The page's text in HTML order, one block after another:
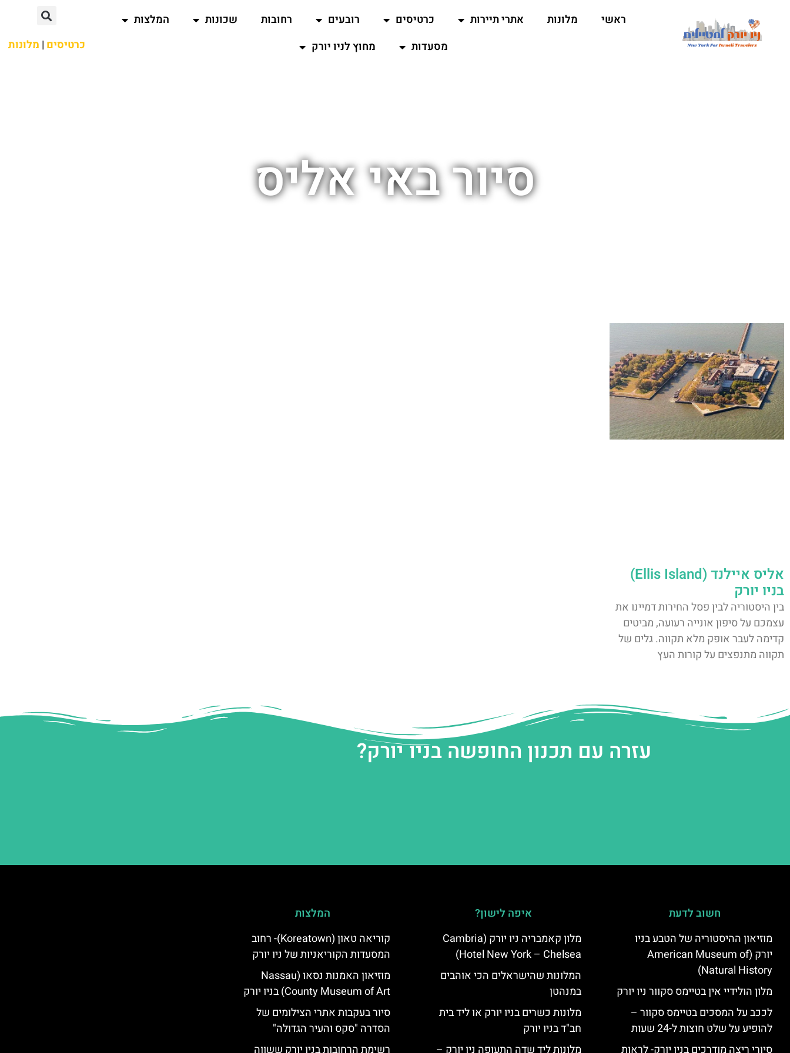
ראשי מלונות אתרי תיירות כרטיסים רובעים רחובות שכונות
המלצות
מסעדות
מחוץ לניו יורק כרטיסים | מלונות
סיור באי אליס
אליס איילנד (Ellis Island)
בניו יורק
בין היסטוריה לבין פסל החירות דמיינו את
עצמכם על סיפון אונייה רעועה, מביטים
קדימה לעבר אופק מלא תקווה. גלים של
תקווה מתנפצים על קורות העץ
עזרה עם תכנון החופשה בניו יורק?
חשוב לדעת
מוזיאון ההיסטוריה של הטבע בניו
יורק (American Museum of
Natural History)
מלון הולידיי אין בטיימס סקוור ניו יורק
לככב על המסכים בטיימס סקוור –
להופיע על שלט חוצות ל-24 שעות
סיורי ריצה מודרכים בניו יורק- לראות
איפה לישון?
מלון קאמבריה ניו יורק (Cambria
Hotel New York – Chelsea)
המלונות שהישראלים הכי אוהבים
במנהטן
מלונות כשרים בניו יורק או ליד בית
חב"ד בניו יורק
מלונות ליד שדה התעופה ניו יורק –
המלצות
קוריאה טאון (Koreatown)- רחוב
המסעדות הקוריאניות של ניו יורק
מוזיאון האמנות נסאו (Nassau
County Museum of Art) בניו יורק
סיור בעקבות אתרי הצילומים של
הסדרה "סקס והעיר הגדולה"
רשימת הרחובות בניו יורק ששווה